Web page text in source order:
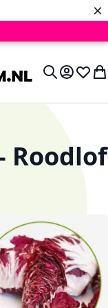
×
Account
Roodlof